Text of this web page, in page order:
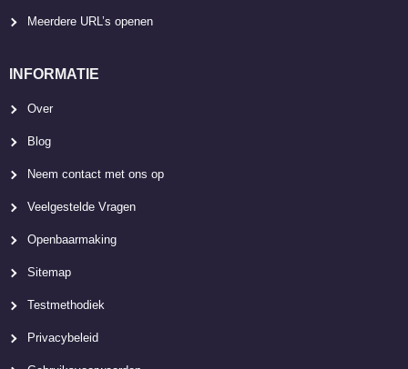
Meerdere URL’s openen
INFORMATIE
Over
Blog
Neem contact met ons op
Veelgestelde Vragen
Openbaarmaking
Sitemap
Testmethodiek
Privacybeleid